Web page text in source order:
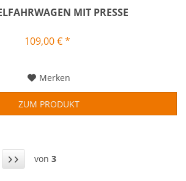
MIT PRESSE
109,00 € *
Merken
ZUM PRODUKT
von 3